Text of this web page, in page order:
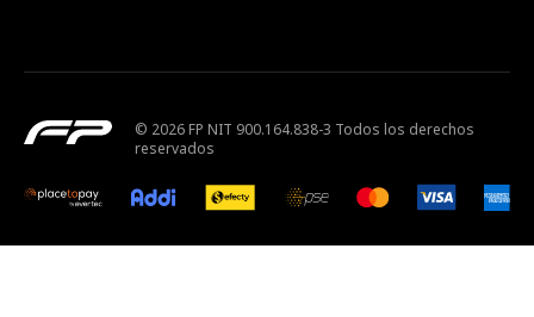
© 2026 FP NIT 900.164.838-3 Todos los derechos
reservados